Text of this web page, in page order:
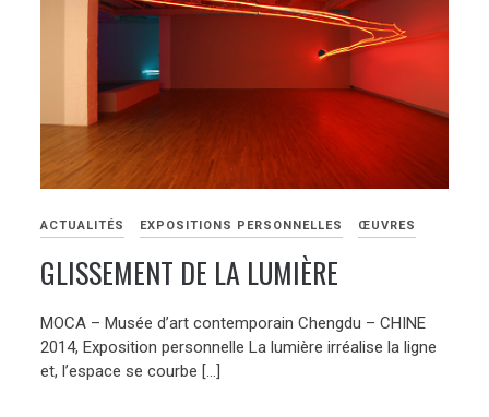
ACTUALITÉS EXPOSITIONS PERSONNELLES ŒUVRES
GLISSEMENT DE LA LUMIÈRE
MOCA – Musée d’art contemporain Chengdu – CHINE
2014, Exposition personnelle La lumière irréalise la ligne
et, l’espace se courbe […]